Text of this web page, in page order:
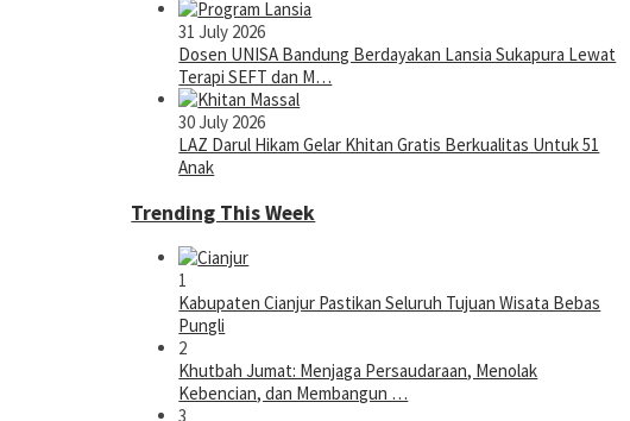
31 July 2026
Dosen UNISA Bandung Berdayakan Lansia Sukapura Lewat
Terapi SEFT dan M…
30 July 2026
LAZ Darul Hikam Gelar Khitan Gratis Berkualitas Untuk 51
Anak
Trending This Week
1
Kabupaten Cianjur Pastikan Seluruh Tujuan Wisata Bebas
Pungli
2
Khutbah Jumat: Menjaga Persaudaraan, Menolak
Kebencian, dan Membangun …
3